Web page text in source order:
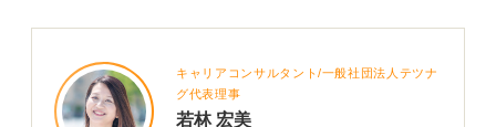
入庁後の深掘り質問は少しだけ期待できるかも
キャリアコンサルタント/一般社団法人テツナ
グ代表理事
若林 宏美